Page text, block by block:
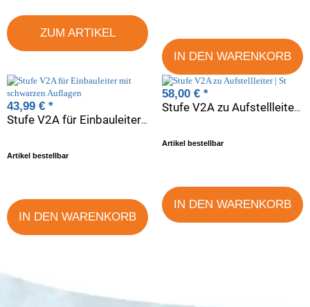
ZUM ARTIKEL
IN DEN WARENKORB
Stufe V2A für Einbauleiter mit schwarzen Auflagen
43,99 € *
Artikel bestellbar
IN DEN WARENKORB
Stufe V2A zu Aufstellleiter | St
58,00 € *
Artikel bestellbar
IN DEN WARENKORB